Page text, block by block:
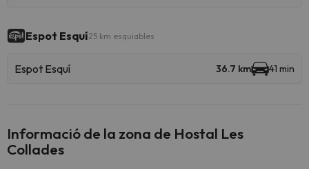
Espot Esquí25 km esquiables
Espot Esquí 36.7 km 41 min
Informació de la zona de Hostal Les
Collades